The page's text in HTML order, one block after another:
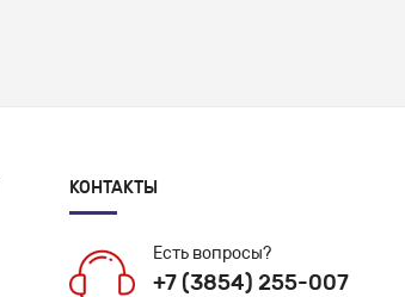
КОНТАКТЫ
Есть вопросы?
+7 (3854) 255-007